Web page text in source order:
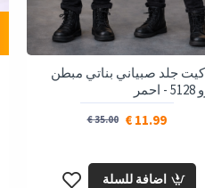
جلد صبياني بناتي مبطن
11.99 €
35.00 €
اضافة للسلة